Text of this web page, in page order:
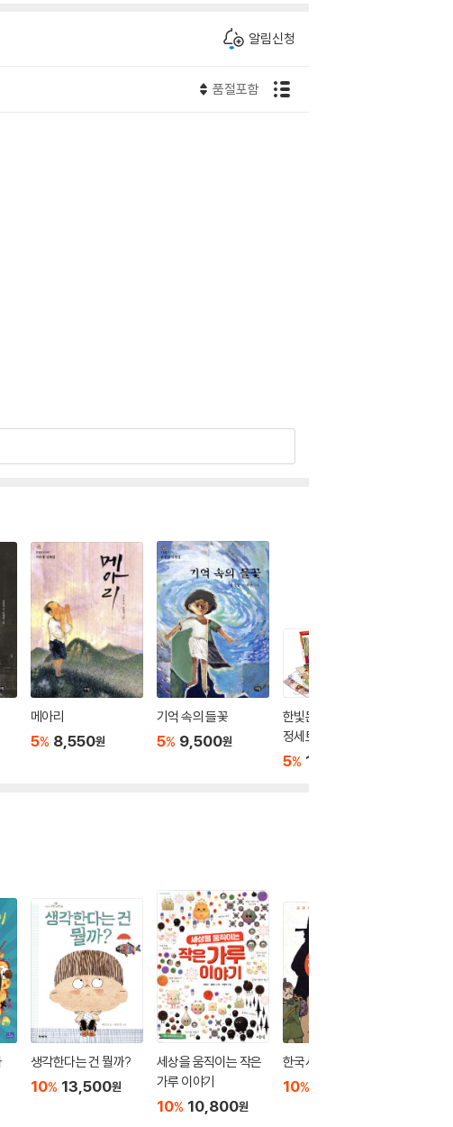
알림신청
품절포함
메아리
5% 8,550원
기억 속의 들꽃
5% 9,500원
한빛문고 20권 특별한
정세트
5% 169,100
생각한다는 건 뭘까?
10% 13,500원
세상을 움직이는 작은
가루 이야기
10% 10,800원
한국사 짝꿍 실록
10%